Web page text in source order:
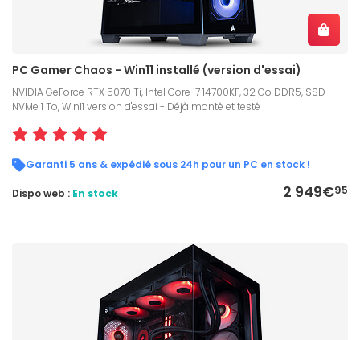
PC Gamer Chaos - Win11 installé (version d'essai)
NVIDIA GeForce RTX 5070 Ti, Intel Core i7 14700KF, 32 Go DDR5, SSD
NVMe 1 To, Win11 version d'essai - Déjà monté et testé
Garanti 5 ans & expédié sous 24h pour un PC en stock !
2 949€95
Dispo web : En stock